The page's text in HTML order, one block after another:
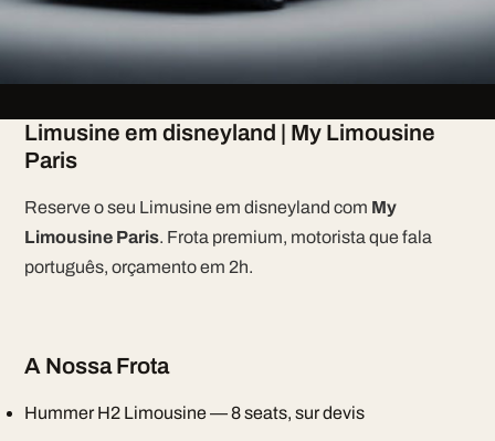
Limusine em disneyland | My Limousine
Paris
Reserve o seu Limusine em disneyland com My
Limousine Paris. Frota premium, motorista que fala
português, orçamento em 2h.
A Nossa Frota
Hummer H2 Limousine — 8 seats, sur devis